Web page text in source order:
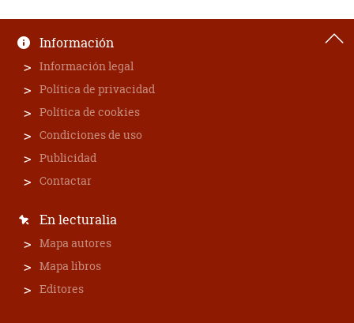
Información
Información legal
Política de privacidad
Política de cookies
Condiciones de uso
Publicidad
Contactar
En lecturalia
Mapa autores
Mapa libros
Editores